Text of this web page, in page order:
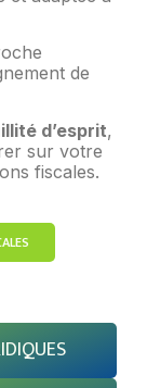
de
d’esprit,
sur votre
fiscales.